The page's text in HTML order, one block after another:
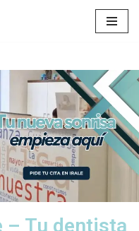
– Tu dentista